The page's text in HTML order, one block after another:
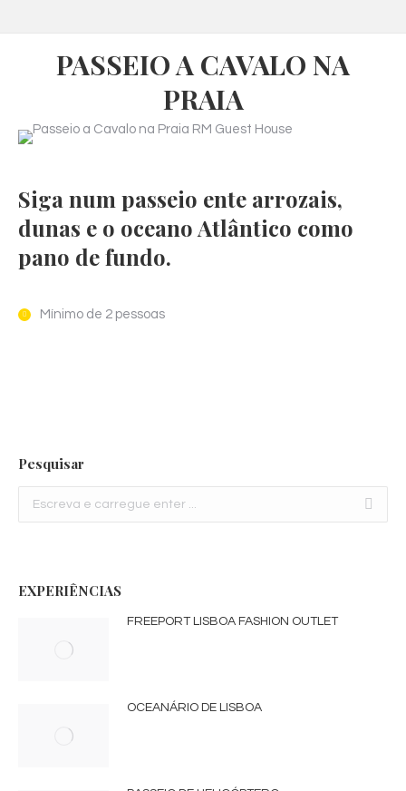
PASSEIO A CAVALO NA
PRAIA
Siga num passeio ente arrozais,
dunas e o oceano Atlântico como
pano de fundo.
Mínimo de 2 pessoas
Pesquisar
EXPERIÊNCIAS
FREEPORT LISBOA FASHION OUTLET
OCEANÁRIO DE LISBOA